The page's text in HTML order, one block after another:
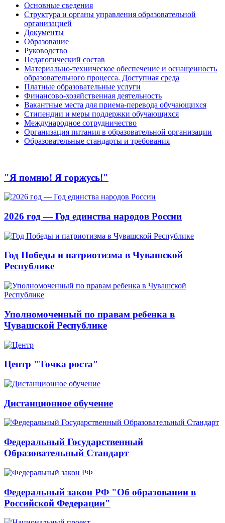
Основные сведения
Структура и органы управления образовательной
организацией
Документы
Образование
Руководство
Педагогический состав
Материально-техническое обеспечение и оснащенность
образовательного процесса. Доступная среда
Платные образовательные услуги
Финансово-хозяйственная деятельность
Вакантные места для приема-перевода обучающихся
Стипендии и меры поддержки обучающихся
Международное сотрудничество
Организация питания в образовательной организации
Образовательные стандарты и требования
"Я помню! Я горжусь!"
2026 год — Год единства народов России
Год Победы и патриотизма в Чувашской
Республике
Уполномоченный по правам ребенка в
Чувашской Республике
Центр "Точка роста"
Дистанционное обучение
Федеральный Государственный
Образовательный Стандарт
Федеральный закон РФ "Об образовании в
Российской Федерации"